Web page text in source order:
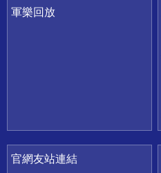
軍樂回放
官網友站連結